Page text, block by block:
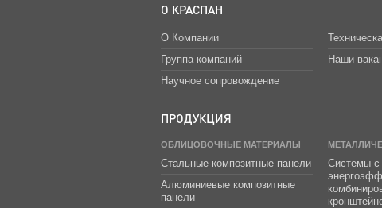
О КРАСПАН
О Компании
Группа компаний
Научное сопровождение
Наши
ПРОДУКЦИЯ
ОБЛИЦОВОЧНЫЕ МАТЕРИАЛЫ
Стальные композитные панели
Алюминиевые композитные
панели
Системы с